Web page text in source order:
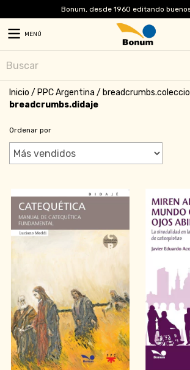
Bonum, desde 1960 editando
MENÚ
Inicio / PPC Argentina /
breadcrumbs.didaje
Ordenar por